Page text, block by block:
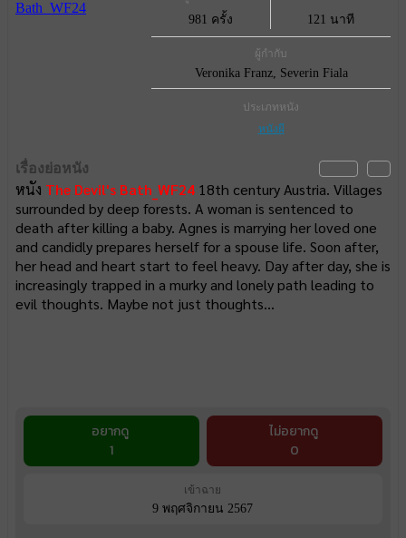
981 ครั้ง 121 นาที
ผู้กำกับ
Veronika Franz, Severin Fiala
ประเภทหนัง
หนังผี
เรื่องย่อหนัง
หนัง The Devil's Bath_WF24 18th century Austria. Villages
surrounded by deep forests. A woman is sentenced to
death after killing a baby. Agnes is marrying her loved one
and candidly prepares herself for a spouse life. Soon after,
her head and heart start to feel heavy. Day after day, she is
increasingly trapped in a murky and lonely path leading to
evil thoughts. Maybe not just thoughts…
อยากดู
1
ไม่อยากดู
0
เข้าฉาย
9 พฤศจิกายน 2567